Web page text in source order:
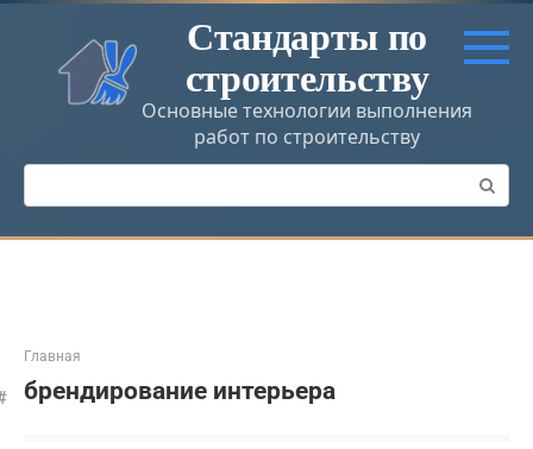
Перейти
контенту
Стандарты по
строительству
Основные технологии выполнения
работ по строительству
Поиск:
Главная
брендирование интерьера